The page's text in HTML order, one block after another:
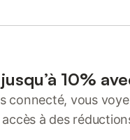
de
l’étang,
qui
de
10%
connecté, vous
à des